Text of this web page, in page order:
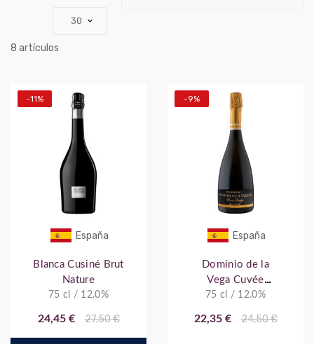
8 artículos
España
-11%
Blanca Cusiné Brut
Nature
75 cl / 12.0%
24,45 € 27,50 €
España
-9%
Dominio de la
Vega Cuvée
Prestige
75 cl / 12.0%
22,35 € 24,50 €